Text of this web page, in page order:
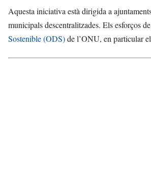
Aquesta iniciativa està dirigida a
municipals descentralitzades. Els esforços
Sostenible (ODS)de l’ONU, en particular